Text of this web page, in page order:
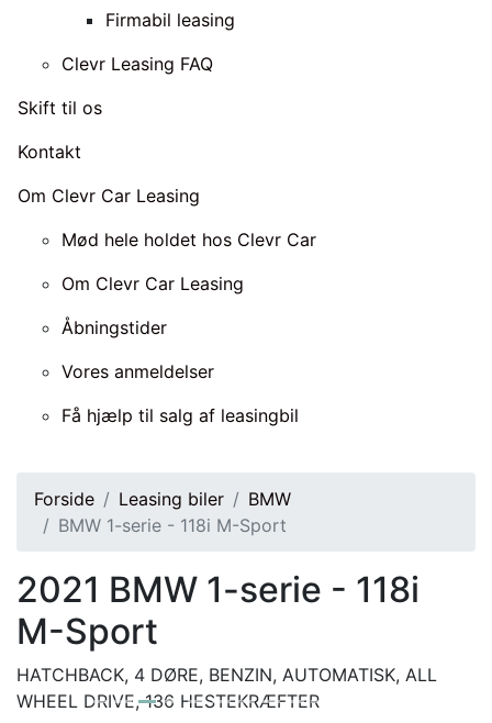
Firmabil leasing
Clevr Leasing FAQ
Skift til os
Kontakt
Om Clevr Car Leasing
Mød hele holdet hos Clevr Car
Om Clevr Car Leasing
Åbningstider
Vores anmeldelser
Få hjælp til salg af leasingbil
Forside Leasing biler
BMW
BMW 1-serie - 118i M-Sport
2021 BMW 1-serie - 118i
M-Sport
HATCHBACK, 4 DØRE, BENZIN, AUTOMATISK, ALL
WHEEL DRIVE, 136 HESTEKRÆFTER